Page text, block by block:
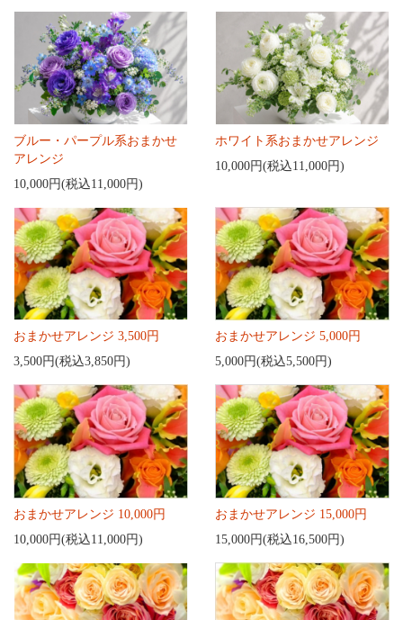
ブルー・パープル系おまかせ
アレンジ
10,000円(税込11,000円)
ホワイト系おまかせアレンジ
10,000円(税込11,000円)
おまかせアレンジ 3,500円
3,500円(税込3,850円)
おまかせアレンジ 5,000円
5,000円(税込5,500円)
おまかせアレンジ 10,000円
10,000円(税込11,000円)
おまかせアレンジ 15,000円
15,000円(税込16,500円)